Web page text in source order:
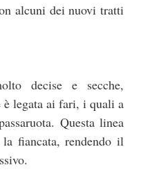
alcuni dei nuovi tratti
decise e secche,
legata ai fari, i quali a
Questa linea
fiancata, rendendo il